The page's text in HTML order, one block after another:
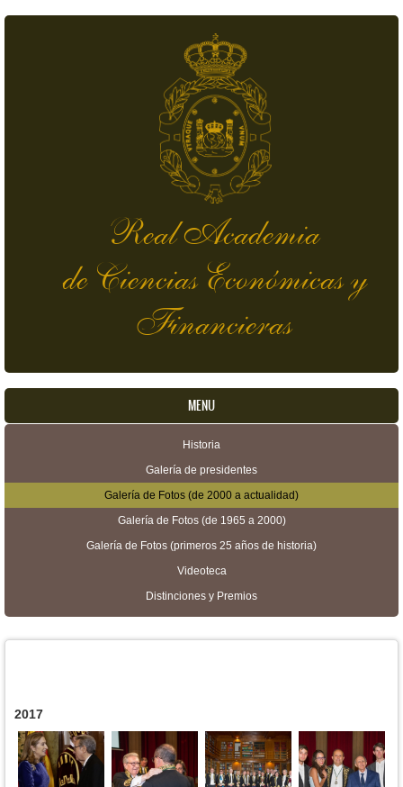
Real Academia
de Ciencias Económicas y
Financieras
MENU
Historia
Galería de presidentes
Galería de Fotos (de 2000 a actualidad)
Galería de Fotos (de 1965 a 2000)
Galería de Fotos (primeros 25 años de historia)
Videoteca
Distinciones y Premios
2017